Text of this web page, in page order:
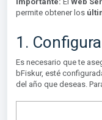
permite obtener los
1.
Es necesario que te
bFiskur, esté
del año que deseas.